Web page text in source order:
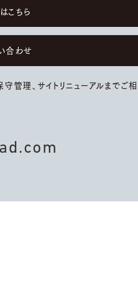
こちら
合わせ
守管理、 サイトリニューアルまでご